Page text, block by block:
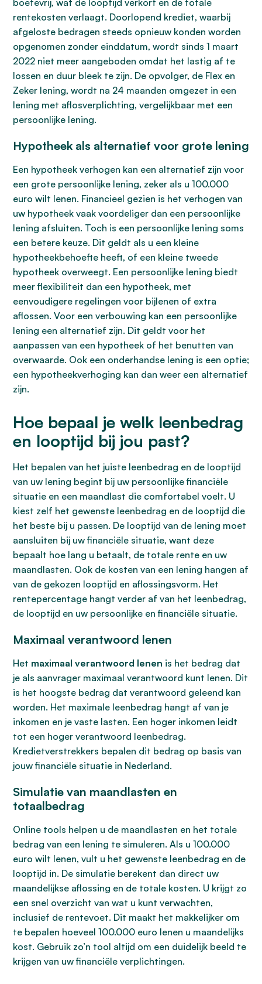
boetevrij, wat de looptijd verkort en de totale
rentekosten verlaagt. Doorlopend krediet, waarbij
afgeloste bedragen steeds opnieuw konden worden
opgenomen zonder einddatum, wordt sinds 1 maart
2022 niet meer aangeboden omdat het lastig af te
lossen en duur bleek te zijn. De opvolger, de Flex en
Zeker lening, wordt na 24 maanden omgezet in een
lening met aflosverplichting, vergelijkbaar met een
persoonlijke lening.
Hypotheek als alternatief voor grote lening
Een hypotheek verhogen kan een alternatief zijn voor
een grote persoonlijke lening, zeker als u 100.000
euro wilt lenen. Financieel gezien is het verhogen van
uw hypotheek vaak voordeliger dan een persoonlijke
lening afsluiten. Toch is een persoonlijke lening soms
een betere keuze. Dit geldt als u een kleine
hypotheekbehoefte heeft, of een kleine tweede
hypotheek overweegt. Een persoonlijke lening biedt
meer flexibiliteit dan een hypotheek, met
eenvoudigere regelingen voor bijlenen of extra
aflossen. Voor een verbouwing kan een persoonlijke
lening een alternatief zijn. Dit geldt voor het
aanpassen van een hypotheek of het benutten van
overwaarde. Ook een onderhandse lening is een optie;
een hypotheekverhoging kan dan weer een alternatief
zijn.
Hoe bepaal je welk leenbedrag
en looptijd bij jou past?
Het bepalen van het juiste leenbedrag en de looptijd
van uw lening begint bij uw persoonlijke financiële
situatie en een maandlast die comfortabel voelt. U
kiest zelf het gewenste leenbedrag en de looptijd die
het beste bij u passen. De looptijd van de lening moet
aansluiten bij uw financiële situatie, want deze
bepaalt hoe lang u betaalt, de totale rente en uw
maandlasten. Ook de kosten van een lening hangen af
van de gekozen looptijd en aflossingsvorm. Het
rentepercentage hangt verder af van het leenbedrag,
de looptijd en uw persoonlijke en financiële situatie.
Maximaal verantwoord lenen
Het maximaal verantwoord lenen is het bedrag dat
je als aanvrager maximaal verantwoord kunt lenen. Dit
is het hoogste bedrag dat verantwoord geleend kan
worden. Het maximale leenbedrag hangt af van je
inkomen en je vaste lasten. Een hoger inkomen leidt
tot een hoger verantwoord leenbedrag.
Kredietverstrekkers bepalen dit bedrag op basis van
jouw financiële situatie in Nederland.
Simulatie van maandlasten en
totaalbedrag
Online tools helpen u de maandlasten en het totale
bedrag van een lening te simuleren. Als u 100.000
euro wilt lenen, vult u het gewenste leenbedrag en de
looptijd in. De simulatie berekent dan direct uw
maandelijkse aflossing en de totale kosten. U krijgt zo
een snel overzicht van wat u kunt verwachten,
inclusief de rentevoet. Dit maakt het makkelijker om
te bepalen hoeveel 100.000 euro lenen u maandelijks
kost. Gebruik zo’n tool altijd om een duidelijk beeld te
krijgen van uw financiële verplichtingen.